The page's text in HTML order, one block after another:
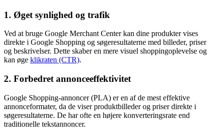
1. Øget synlighed og trafik
Ved at bruge Google Merchant Center kan dine produkter vises
direkte i Google Shopping og søgeresultaterne med billeder, priser
og beskrivelser. Dette skaber en mere visuel shoppingoplevelse og
kan øge klikraten (CTR).
2. Forbedret annonceeffektivitet
Google Shopping-annoncer (PLA) er en af de mest effektive
annonceformater, da de viser produktbilleder og priser direkte i
søgeresultaterne. De har ofte en højere konverteringsrate end
traditionelle tekstannoncer.